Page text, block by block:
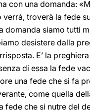
con una domanda:
verrà, troverà la fede
domanda siamo tutti
desistere dalla
E’ la
di essa la fede
una fede che si fa
come quella
fede che si nutre del